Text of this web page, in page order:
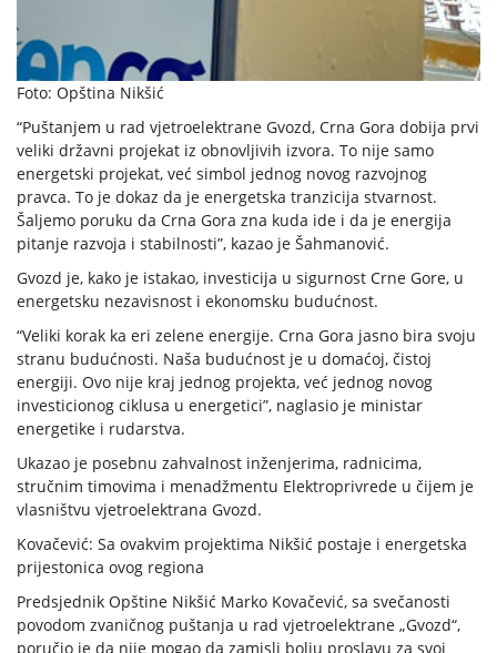
Foto: Opština Nikšić
“Puštanjem u rad vjetroelektrane Gvozd, Crna Gora dobija prvi
veliki državni projekat iz obnovljivih izvora. To nije samo
energetski projekat, već simbol jednog novog razvojnog
pravca. To je dokaz da je energetska tranzicija stvarnost.
Šaljemo poruku da Crna Gora zna kuda ide i da je energija
pitanje razvoja i stabilnosti”, kazao je Šahmanović.
Gvozd je, kako je istakao, investicija u sigurnost Crne Gore, u
energetsku nezavisnost i ekonomsku budućnost.
“Veliki korak ka eri zelene energije. Crna Gora jasno bira svoju
stranu budućnosti. Naša budućnost je u domaćoj, čistoj
energiji. Ovo nije kraj jednog projekta, već jednog novog
investicionog ciklusa u energetici”, naglasio je ministar
energetike i rudarstva.
Ukazao je posebnu zahvalnost inženjerima, radnicima,
stručnim timovima i menadžmentu Elektroprivrede u čijem je
vlasništvu vjetroelektrana Gvozd.
Kovačević: Sa ovakvim projektima Nikšić postaje i energetska
prijestonica ovog regiona
Predsjednik Opštine Nikšić Marko Kovačević, sa svečanosti
povodom zvaničnog puštanja u rad vjetroelektrane „Gvozd“,
poručio je da nije mogao da zamisli bolju proslavu za svoj